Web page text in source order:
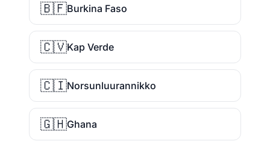
🇧🇫Burkina Faso
🇨🇻Kap Verde
🇨🇮Norsunluurannikko
🇬🇭Ghana